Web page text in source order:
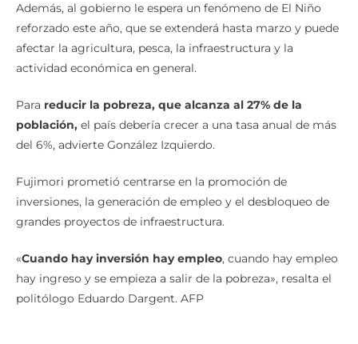
Además, al gobierno le espera un fenómeno de El Niño
reforzado este año, que se extenderá hasta marzo y puede
afectar la agricultura, pesca, la infraestructura y la
actividad económica en general.
Para reducir la pobreza, que alcanza al 27% de la
población, el país debería crecer a una tasa anual de más
del 6%, advierte González Izquierdo.
Fujimori prometió centrarse en la promoción de
inversiones, la generación de empleo y el desbloqueo de
grandes proyectos de infraestructura.
«Cuando hay inversión hay empleo, cuando hay empleo
hay ingreso y se empieza a salir de la pobreza», resalta el
politólogo Eduardo Dargent. AFP